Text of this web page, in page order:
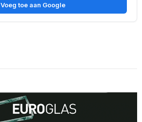
Voeg toe aan Google